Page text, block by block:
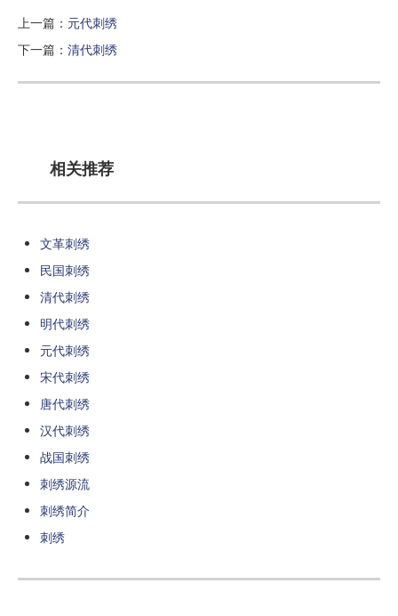
上一篇： 元代刺绣
下一篇： 清代刺绣
相关推荐
文革刺绣
民国刺绣
清代刺绣
明代刺绣
元代刺绣
宋代刺绣
唐代刺绣
汉代刺绣
战国刺绣
刺绣源流
刺绣简介
刺绣